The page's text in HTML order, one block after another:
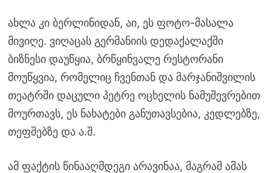
ახლა კი ბერლინიდან, აი, ეს ფოტო-მასალა
მივიღე. ვიღაცას გერმანიის დედაქალაქში
ბიზნესი დაუწყია, ბრწყინვალე რესტორანი
მოუწყვია, რომელიც ჩვენთან და მარჯანიშვილის
თეატრში დაცული პეტრე ოცხელის ნამუშევრებით
მოურთავს, ეს ნახატები განუთავსებია, კედლებზე,
თეფშებზე და ა.შ.
ამ ფაქტის წინააღმდეგი არავინაა, მაგრამ ამას